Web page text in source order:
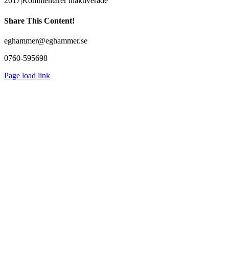
Share This Content!
Facebook
X
LinkedIn
Tumblr
Pinterest
E-
eghammer@eghammer.se
0760-595698
Page load link